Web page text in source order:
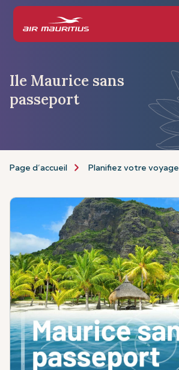
Ile Maurice sans
passeport
Page d’accueil Planifiez votre voyage